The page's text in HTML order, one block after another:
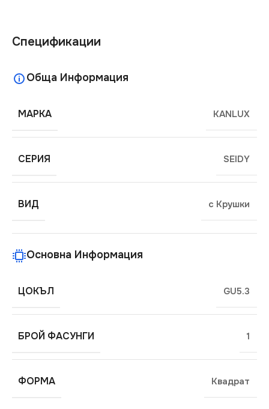
Спецификации
Обща Информация
МАРКА KANLUX
СЕРИЯ SEIDY
ВИД с Крушки
Основна Информация
ЦОКЪЛ GU5.3
БРОЙ ФАСУНГИ 1
ФОРМА Квадрат